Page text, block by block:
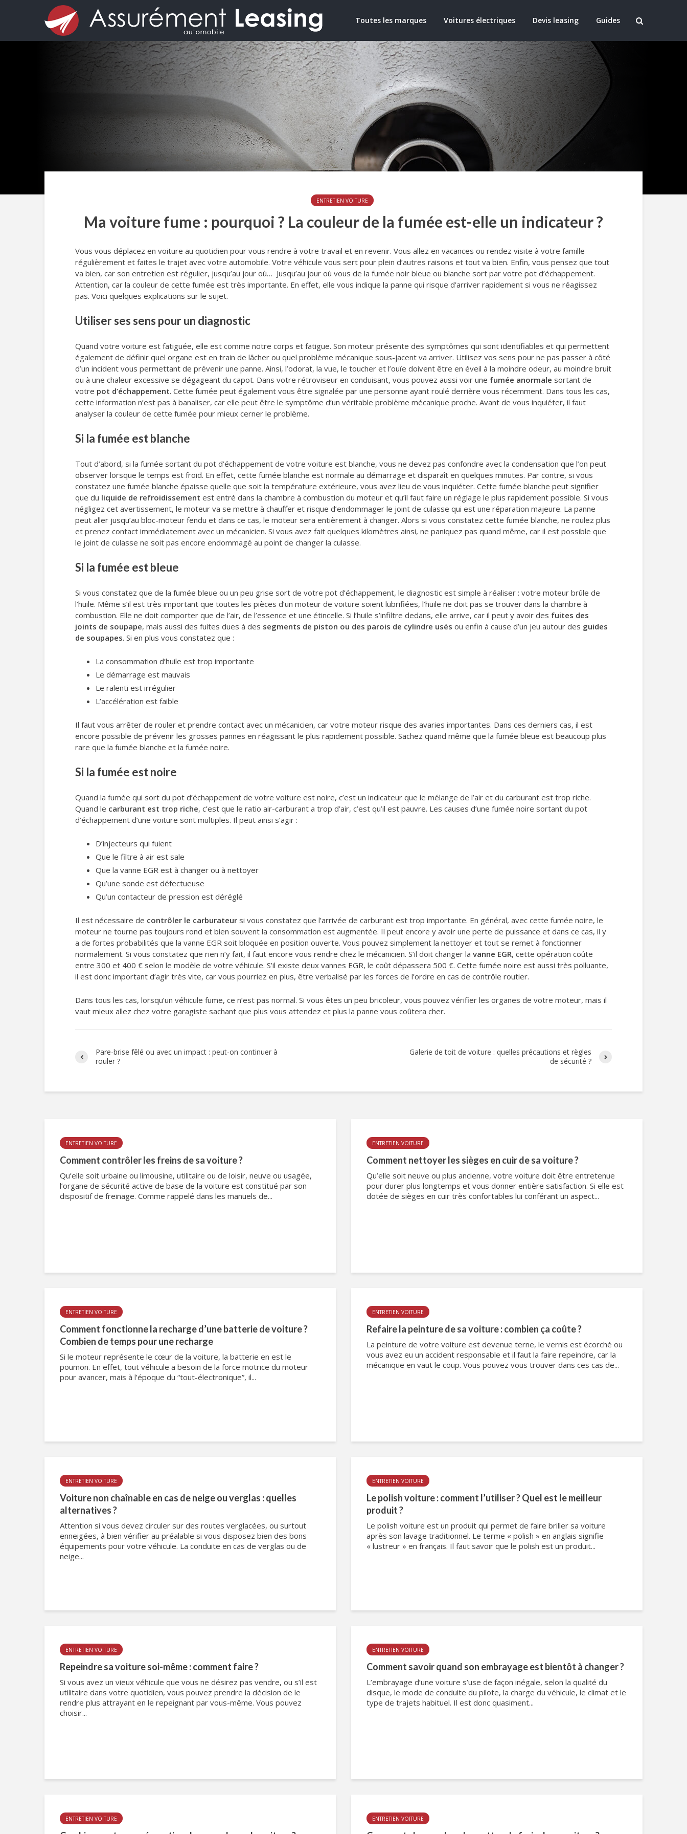
Toutes les marques Voitures électriques Devis leasing Guides
ENTRETIEN VOITURE
Ma voiture fume : pourquoi ? La couleur de la fumée est-elle un indicateur ?
Vous vous déplacez en voiture au quotidien pour vous rendre à votre travail et en revenir. Vous allez en vacances ou rendez visite à votre famille
régulièrement et faites le trajet avec votre automobile. Votre véhicule vous sert pour plein d’autres raisons et tout va bien. Enfin, vous pensez que tout
va bien, car son entretien est régulier, jusqu’au jour où… Jusqu’au jour où vous de la fumée noir bleue ou blanche sort par votre pot d’échappement.
Attention, car la couleur de cette fumée est très importante. En effet, elle vous indique la panne qui risque d’arriver rapidement si vous ne réagissez
pas. Voici quelques explications sur le sujet.
Utiliser ses sens pour un diagnostic
Quand votre voiture est fatiguée, elle est comme notre corps et fatigue. Son moteur présente des symptômes qui sont identifiables et qui permettent
également de définir quel organe est en train de lâcher ou quel problème mécanique sous-jacent va arriver. Utilisez vos sens pour ne pas passer à côté
d’un incident vous permettant de prévenir une panne. Ainsi, l’odorat, la vue, le toucher et l’ouïe doivent être en éveil à la moindre odeur, au moindre bruit
ou à une chaleur excessive se dégageant du capot. Dans votre rétroviseur en conduisant, vous pouvez aussi voir une fumée anormale sortant de
votre pot d’échappement. Cette fumée peut également vous être signalée par une personne ayant roulé derrière vous récemment. Dans tous les cas,
cette information n’est pas à banaliser, car elle peut être le symptôme d’un véritable problème mécanique proche. Avant de vous inquiéter, il faut
analyser la couleur de cette fumée pour mieux cerner le problème.
Si la fumée est blanche
Tout d’abord, si la fumée sortant du pot d’échappement de votre voiture est blanche, vous ne devez pas confondre avec la condensation que l’on peut
observer lorsque le temps est froid. En effet, cette fumée blanche est normale au démarrage et disparaît en quelques minutes. Par contre, si vous
constatez une fumée blanche épaisse quelle que soit la température extérieure, vous avez lieu de vous inquiéter. Cette fumée blanche peut signifier
que du liquide de refroidissement est entré dans la chambre à combustion du moteur et qu’il faut faire un réglage le plus rapidement possible. Si vous
négligez cet avertissement, le moteur va se mettre à chauffer et risque d’endommager le joint de culasse qui est une réparation majeure. La panne
peut aller jusqu’au bloc-moteur fendu et dans ce cas, le moteur sera entièrement à changer. Alors si vous constatez cette fumée blanche, ne roulez plus
et prenez contact immédiatement avec un mécanicien. Si vous avez fait quelques kilomètres ainsi, ne paniquez pas quand même, car il est possible que
le joint de culasse ne soit pas encore endommagé au point de changer la culasse.
Si la fumée est bleue
Si vous constatez que de la fumée bleue ou un peu grise sort de votre pot d’échappement, le diagnostic est simple à réaliser : votre moteur brûle de
l’huile. Même s’il est très important que toutes les pièces d’un moteur de voiture soient lubrifiées, l’huile ne doit pas se trouver dans la chambre à
combustion. Elle ne doit comporter que de l’air, de l’essence et une étincelle. Si l’huile s’infiltre dedans, elle arrive, car il peut y avoir des fuites des
joints de soupape, mais aussi des fuites dues à des segments de piston ou des parois de cylindre usés ou enfin à cause d’un jeu autour des guides
de soupapes. Si en plus vous constatez que :
La consommation d’huile est trop importante
Le démarrage est mauvais
Le ralenti est irrégulier
L’accélération est faible
Il faut vous arrêter de rouler et prendre contact avec un mécanicien, car votre moteur risque des avaries importantes. Dans ces derniers cas, il est
encore possible de prévenir les grosses pannes en réagissant le plus rapidement possible. Sachez quand même que la fumée bleue est beaucoup plus
rare que la fumée blanche et la fumée noire.
Si la fumée est noire
Quand la fumée qui sort du pot d’échappement de votre voiture est noire, c’est un indicateur que le mélange de l’air et du carburant est trop riche.
Quand le carburant est trop riche, c’est que le ratio air-carburant a trop d’air, c’est qu’il est pauvre. Les causes d’une fumée noire sortant du pot
d’échappement d’une voiture sont multiples. Il peut ainsi s’agir :
D’injecteurs qui fuient
Que le filtre à air est sale
Que la vanne EGR est à changer ou à nettoyer
Qu’une sonde est défectueuse
Qu’un contacteur de pression est déréglé
Il est nécessaire de contrôler le carburateur si vous constatez que l’arrivée de carburant est trop importante. En général, avec cette fumée noire, le
moteur ne tourne pas toujours rond et bien souvent la consommation est augmentée. Il peut encore y avoir une perte de puissance et dans ce cas, il y
a de fortes probabilités que la vanne EGR soit bloquée en position ouverte. Vous pouvez simplement la nettoyer et tout se remet à fonctionner
normalement. Si vous constatez que rien n’y fait, il faut encore vous rendre chez le mécanicien. S’il doit changer la vanne EGR, cette opération coûte
entre 300 et 400 € selon le modèle de votre véhicule. S’il existe deux vannes EGR, le coût dépassera 500 €. Cette fumée noire est aussi très polluante,
il est donc important d’agir très vite, car vous pourriez en plus, être verbalisé par les forces de l’ordre en cas de contrôle routier.
Dans tous les cas, lorsqu’un véhicule fume, ce n’est pas normal. Si vous êtes un peu bricoleur, vous pouvez vérifier les organes de votre moteur, mais il
vaut mieux allez chez votre garagiste sachant que plus vous attendez et plus la panne vous coûtera cher.
Pare-brise fêlé ou avec un impact : peut-on continuer à
rouler ?
Galerie de toit de voiture : quelles précautions et règles
de sécurité ?
ENTRETIEN VOITURE
Comment contrôler les freins de sa voiture ?
Qu’elle soit urbaine ou limousine, utilitaire ou de loisir, neuve ou usagée,
l’organe de sécurité active de base de la voiture est constitué par son
dispositif de freinage. Comme rappelé dans les manuels de...
ENTRETIEN VOITURE
Comment nettoyer les sièges en cuir de sa voiture ?
Qu’elle soit neuve ou plus ancienne, votre voiture doit être entretenue
pour durer plus longtemps et vous donner entière satisfaction. Si elle est
dotée de sièges en cuir très confortables lui conférant un aspect...
ENTRETIEN VOITURE
Comment fonctionne la recharge d’une batterie de voiture ?
Combien de temps pour une recharge
Si le moteur représente le cœur de la voiture, la batterie en est le
poumon. En effet, tout véhicule a besoin de la force motrice du moteur
pour avancer, mais à l’époque du “tout-électronique”, il...
ENTRETIEN VOITURE
Refaire la peinture de sa voiture : combien ça coûte ?
La peinture de votre voiture est devenue terne, le vernis est écorché ou
vous avez eu un accident responsable et il faut la faire repeindre, car la
mécanique en vaut le coup. Vous pouvez vous trouver dans ces cas de...
ENTRETIEN VOITURE
Voiture non chaînable en cas de neige ou verglas : quelles
alternatives ?
Attention si vous devez circuler sur des routes verglacées, ou surtout
enneigées, à bien vérifier au préalable si vous disposez bien des bons
équipements pour votre véhicule. La conduite en cas de verglas ou de
neige...
ENTRETIEN VOITURE
Le polish voiture : comment l’utiliser ? Quel est le meilleur
produit ?
Le polish voiture est un produit qui permet de faire briller sa voiture
après son lavage traditionnel. Le terme « polish » en anglais signifie
« lustreur » en français. Il faut savoir que le polish est un produit...
ENTRETIEN VOITURE
Repeindre sa voiture soi-même : comment faire ?
Si vous avez un vieux véhicule que vous ne désirez pas vendre, ou s’il est
utilitaire dans votre quotidien, vous pouvez prendre la décision de le
rendre plus attrayant en le repeignant par vous-même. Vous pouvez
choisir...
ENTRETIEN VOITURE
Comment savoir quand son embrayage est bientôt à changer ?
L’embrayage d’une voiture s’use de façon inégale, selon la qualité du
disque, le mode de conduite du pilote, la charge du véhicule, le climat et le
type de trajets habituel. Il est donc quasiment...
ENTRETIEN VOITURE ENTRETIEN VOITURE